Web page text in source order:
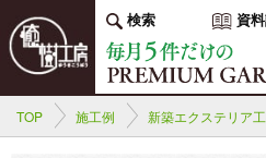
検索 資料
TOP 施工例 新築エクステリア